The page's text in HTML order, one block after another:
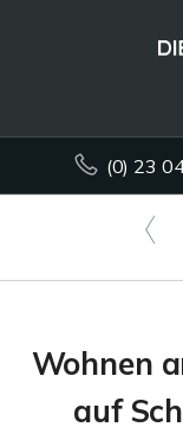
(0) 23
Wohnen
auf